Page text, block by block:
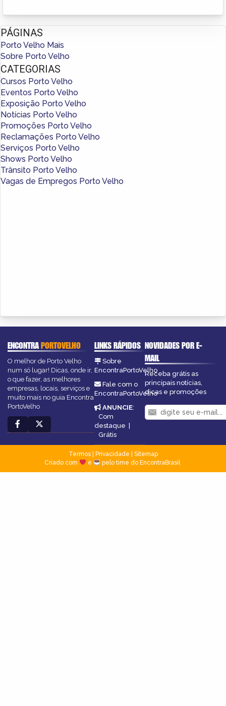
PÁGINAS
Porto Velho Mais
Sobre Porto Velho
CATEGORIAS
Cursos Porto Velho
Eventos Porto Velho
Exposição Porto Velho
Notícias Porto Velho
Promoções Porto Velho
Reclamações Porto Velho
Serviços Porto Velho
Shows Porto Velho
Trânsito Porto Velho
Vagas de Empregos Porto Velho
ENCONTRAPORTOVELHO
O melhor de Porto Velho
num só lugar! Dicas, onde ir,
o que fazer, as melhores
empresas, locais, serviços e
muito mais no guia Encontra
PortoVelho
LINKS RÁPIDOS
Sobre
EncontraPortoVelho
Fale com o
EncontraPortoVelho
ANUNCIE:
Com
destaque
Grátis
NOVIDADES POR E-
MAIL
Receba grátis as
principais notícias,
dicas e promoções
Termos| Privacidade
Sitemap
Criado com
e pelo time do EncontraBrasil